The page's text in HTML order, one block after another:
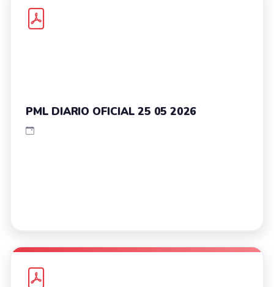
PML DIARIO OFICIAL 25 05 2026